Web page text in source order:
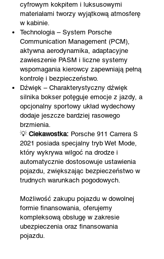
cyfrowym kokpitem i luksusowymi
materiałami tworzy wyjątkową atmosferę
w kabinie.
Technologia – System Porsche
Communication Management (PCM),
aktywna aerodynamika, adaptacyjne
zawieszenie PASM i liczne systemy
wspomagania kierowcy zapewniają pełną
kontrolę i bezpieczeństwo.
Dźwięk – Charakterystyczny dźwięk
silnika bokser potęguje emocje z jazdy, a
opcjonalny sportowy układ wydechowy
dodaje jeszcze bardziej rasowego
brzmienia.
💡 Ciekawostka: Porsche 911 Carrera S
2021 posiada specjalny tryb Wet Mode,
który wykrywa wilgoć na drodze i
automatycznie dostosowuje ustawienia
pojazdu, zwiększając bezpieczeństwo w
trudnych warunkach pogodowych.
Możliwość zakupu pojazdu w dowolnej
formie finansowania, oferujemy
kompleksową obsługę w zakresie
ubezpieczenia oraz finansowania
pojazdu.